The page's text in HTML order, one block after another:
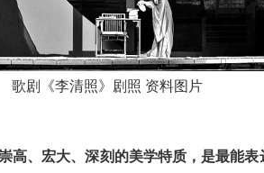
歌剧《李清照》剧照 资料图片
高、宏大、深刻的美学特质，是最能